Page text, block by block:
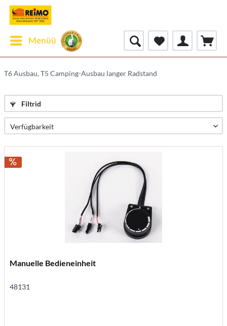
Menüü
T6 Ausbau, T5 Camping-Ausbau langer Radstand
Filtrid
Manuelle Bedieneinheit
48131